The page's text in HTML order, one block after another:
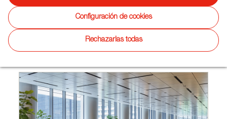
Configuración de cookies
Rechazarlas todas
Otemachi Place, el nuevo
proyecto de Viccarbe en Tokio